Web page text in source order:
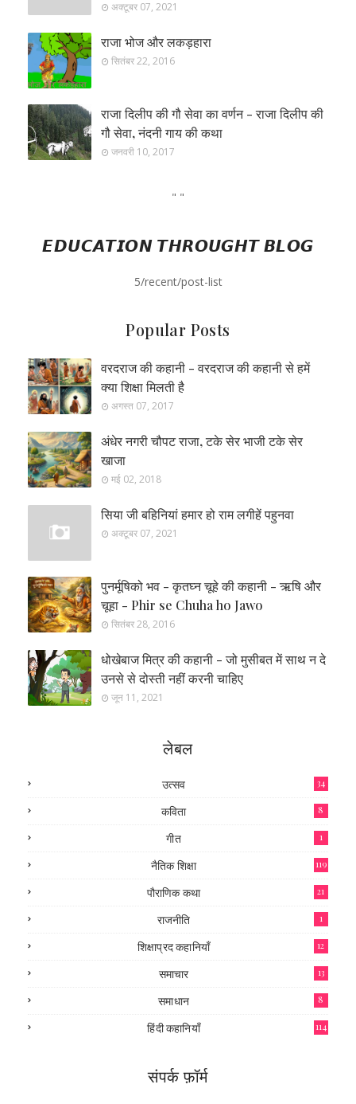
अक्टूबर 07, 2021
राजा भोज और लकड़हारा
सितंबर 22, 2016
राजा दिलीप की गौ सेवा का वर्णन - राजा दिलीप की
गौ सेवा, नंदनी गाय की कथा
जनवरी 10, 2017
" "
𝙀𝘿𝙐𝘾𝘼𝙏𝙄𝙊𝙉 𝙏𝙃𝙍𝙊𝙐𝙂𝙃𝙏 𝘽𝙇𝙊𝙂
5/recent/post-list
Popular Posts
वरदराज की कहानी - वरदराज की कहानी से हमें
क्या शिक्षा मिलती है
अगस्त 07, 2017
अंधेर नगरी चौपट राजा, टके सेर भाजी टके सेर
खाजा
मई 02, 2018
सिया जी बहिनियां हमार हो राम लगीहें पहुनवा
अक्टूबर 07, 2021
पुनर्मूषिको भव - कृतघ्न चूहे की कहानी - ऋषि और
चूहा - Phir se Chuha ho Jawo
सितंबर 28, 2016
धोखेबाज मित्र की कहानी - जो मुसीबत में साथ न दे
उनसे से दोस्ती नहीं करनी चाहिए
जून 11, 2021
लेबल
उत्सव 34
कविता 8
गीत 1
नैतिक शिक्षा 119
पौराणिक कथा 21
राजनीति 1
शिक्षाप्रद कहानियाँ 12
समाचार 13
समाधान 8
हिंदी कहानियाँ 114
संपर्क फ़ॉर्म